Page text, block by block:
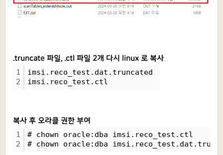
.truncate 파일, .ctl 파일 2개 다시 linux 로 복사
1
2
imsi.reco_test.dat.truncated
imsi.reco_test.ctl
복사 후 오라클 권한 부여
1
2
# chown oracle:dba imsi.reco_test.ctl
# chown oracle:dba